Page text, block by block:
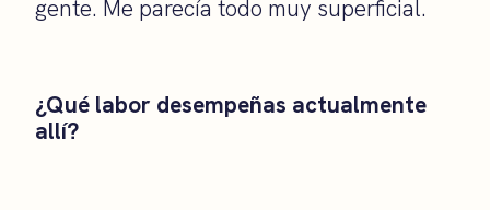
gente. Me parecía todo muy superficial.
¿Qué labor desempeñas actualmente
allí?